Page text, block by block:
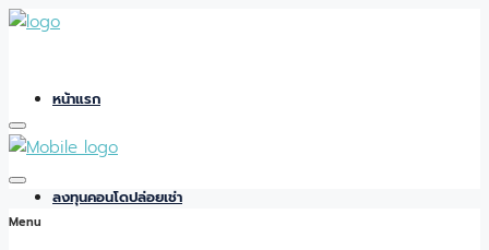
หน้าแรก
ลงทุนคอนโดปล่อยเช่า
Menu